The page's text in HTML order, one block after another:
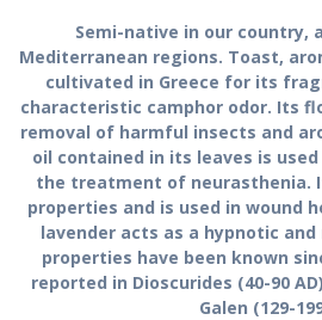
Semi-native in our country,
Mediterranean regions. Toast,
cultivated in Greece for its
characteristic camphor odor. Its
removal of harmful insects and
oil contained in its leaves is
the treatment of neurasthenia.
properties and is used in wound
lavender acts as a hypnotic
properties have been known
reported in Dioscurides (40-90
Galen (129-